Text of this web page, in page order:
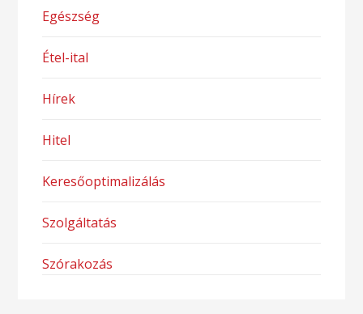
Egészség
Étel-ital
Hírek
Hitel
Keresőoptimalizálás
Szolgáltatás
Szórakozás